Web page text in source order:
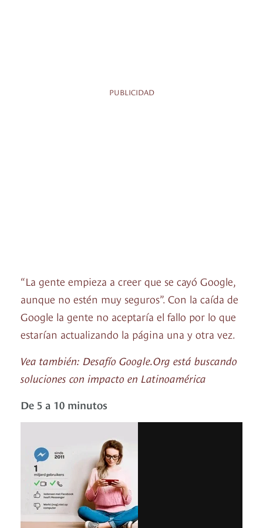
PUBLICIDAD
“La gente empieza a creer que se cayó Google,
aunque no estén muy seguros”. Con la caída de
Google la gente no aceptaría el fallo por lo que
estarían actualizando la página una y otra vez.
Vea también: Desafío Google.Org está buscando
soluciones con impacto en Latinoamérica
De 5 a 10 minutos